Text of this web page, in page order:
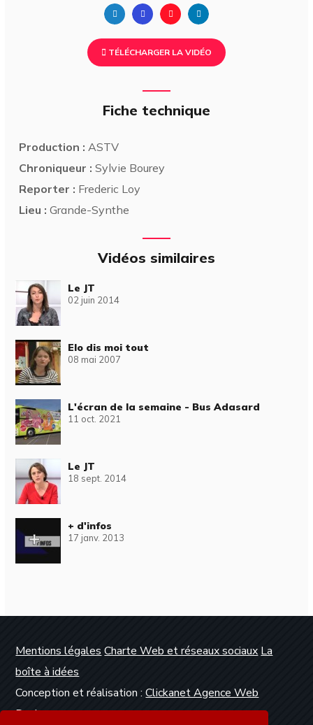
TÉLÉCHARGER LA VIDÉO
Fiche technique
Production : ASTV
Chroniqueur : Sylvie Bourey
Reporter : Frederic Loy
Lieu : Grande-Synthe
Vidéos similaires
Le JT
02 juin 2014
Elo dis moi tout
08 mai 2007
L'écran de la semaine - Bus Adasard
11 oct. 2021
Le JT
18 sept. 2014
+ d'infos
17 janv. 2013
Mentions légales Charte Web et réseaux sociaux La
boîte à idées
Conception et réalisation :Clickanet Agence Web
Dunkerque